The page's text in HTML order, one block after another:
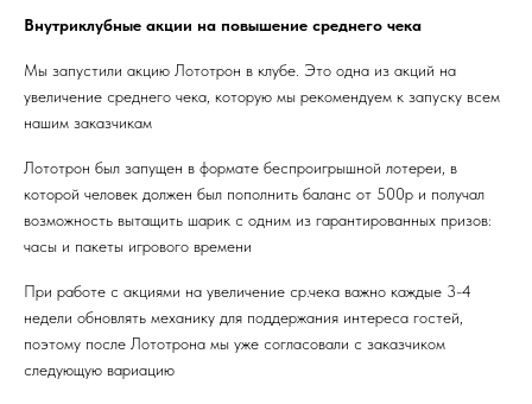
Внутриклубные акции на повышение среднего чека
Мы запустили акцию Лототрон в клубе. Это одна из акций на
увеличение среднего чека, которую мы рекомендуем к запуску всем
нашим заказчикам
Лототрон был запущен в формате беспроигрышной лотереи, в
которой человек должен был пополнить баланс от 500р и получал
возможность вытащить шарик с одним из гарантированных призов:
часы и пакеты игрового времени
При работе с акциями на увеличение ср.чека важно каждые 3-4
недели обновлять механику для поддержания интереса гостей,
поэтому после Лототрона мы уже согласовали с заказчиком
следующую вариацию